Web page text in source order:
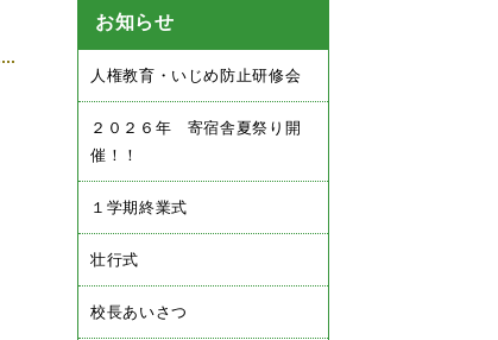
お知らせ
人権教育・いじめ防止研修会
２０２６年 寄宿舎夏祭り開
催！！
１学期終業式
壮行式
校長あいさつ